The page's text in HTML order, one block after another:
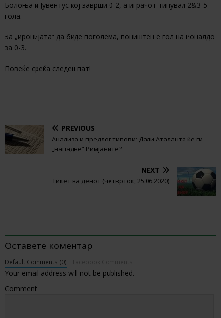
Болоња и Јувентус кој заврши 0-2, а играчот типувал 2&3-5
гола.
За „иронијата“ да биде поголема, поништен е гол на Роналдо
за 0-3.
Повеќе среќа следен пат!
PREVIOUS
Анализа и предлог типови: Дали Aталанта ќе ги
„нападне“ Римјаните?
NEXT
Тикет на денот (четврток, 25.06.2020)
Оставете коментар
Default Comments (0)
Your email address will not be published.
Comment